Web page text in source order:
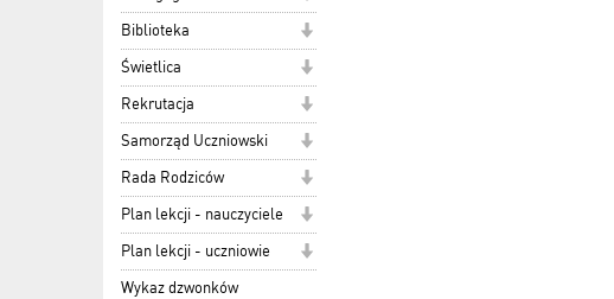
Biblioteka
Świetlica
Rekrutacja
Samorząd Uczniowski
Rada Rodziców
Plan lekcji - nauczyciele
Plan lekcji - uczniowie
Wykaz dzwonków